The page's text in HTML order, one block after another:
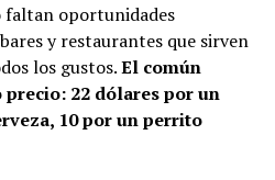
faltan oportunidades
y restaurantes que sirven
los gustos.El común
22 dólares por un
10 por un perrito